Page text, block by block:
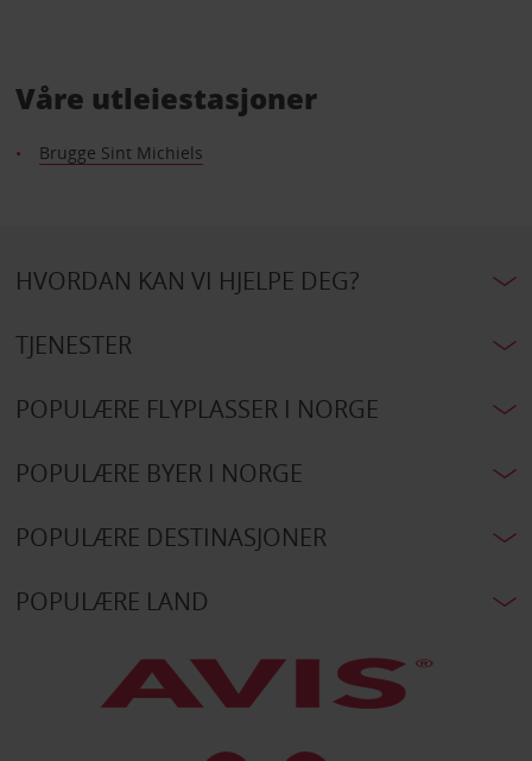
Våre utleiestasjoner
Brugge Sint Michiels
HVORDAN KAN VI HJELPE DEG?
TJENESTER
POPULÆRE FLYPLASSER I NORGE
POPULÆRE BYER I NORGE
POPULÆRE DESTINASJONER
POPULÆRE LAND